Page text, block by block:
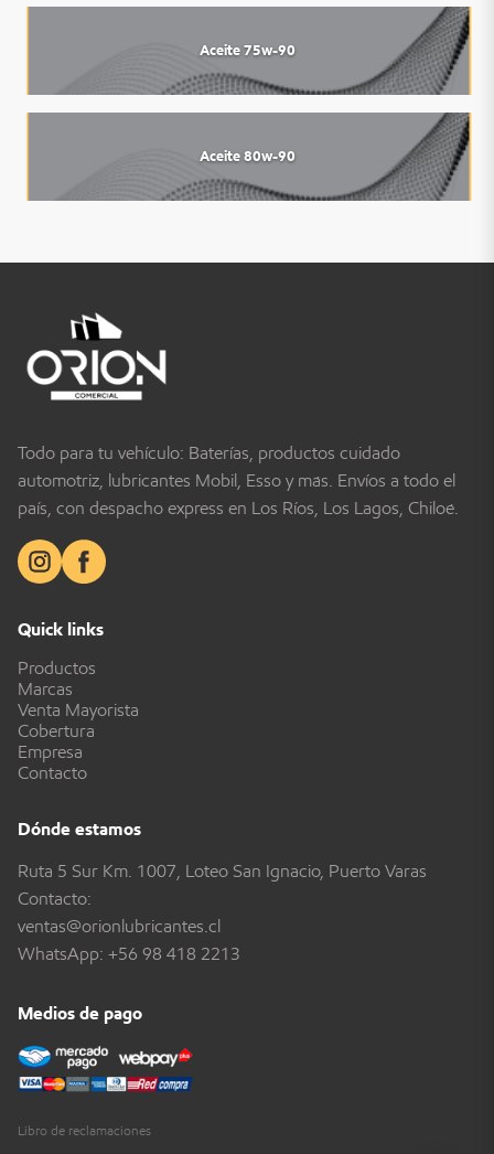
Aceite 75w-90
Aceite 80w-90
Todo para tu vehículo: Baterías, productos cuidado
automotriz, lubricantes Mobil, Esso y más. Envíos a todo el
país, con despacho express en Los Ríos, Los Lagos, Chiloé.
Quick links
Productos
Marcas
Venta Mayorista
Cobertura
Empresa
Contacto
Dónde estamos
Ruta 5 Sur Km. 1007, Loteo San Ignacio, Puerto Varas
Contacto:
ventas@orionlubricantes.cl
WhatsApp: +56 98 418 2213
Medios de pago
Libro de reclamaciones